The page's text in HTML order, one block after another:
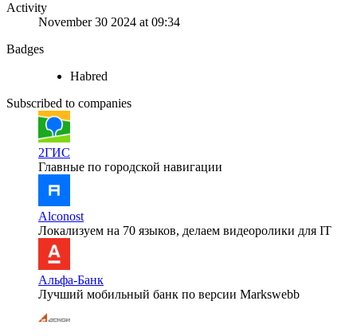
Activity
November 30 2024 at 09:34
Badges
Habred
Subscribed to companies
2ГИС
Главные по городской навигации
Alconost
Локализуем на 70 языков, делаем видеоролики для IT
Альфа-Банк
Лучший мобильный банк по версии Markswebb